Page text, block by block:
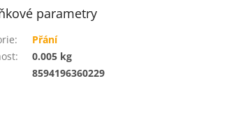
parametry
:
Přání
:
0.005 kg
8594196360229